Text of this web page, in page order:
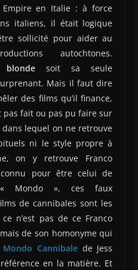
en Italie : à force
italiens, il était logique
sollicité pour aider au
autochtones.
blondesoit sa seule
Mais il faut dire
des films qu’il finance,
pas fait ou pas pu faire sur
lequel on ne retrouve
ni le style propre à
on y retrouve Franco
pour être celui de
Mondo », ces faux
de cannibales sont les
n’est pas de ce Franco
de son homonyme qui
Mondo Cannibale de Jess
en la matière. Et